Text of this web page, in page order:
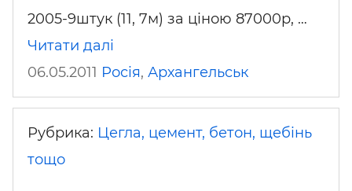
2005-9штук (11, 7м) за ціною 87000р, …
Читати далі
06.05.2011 Росія, Архангельськ
Рубрика: Цегла, цемент, бетон, щебінь
тощо